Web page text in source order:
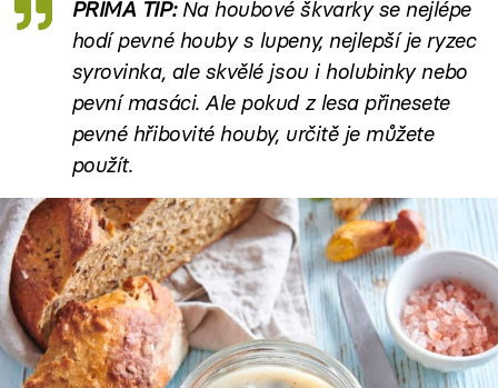
PRIMA TIP:Na houbové škvarky se nejlépe
hodí pevné houby s lupeny, nejlepší je ryzec
syrovinka, ale skvělé jsou i holubinky nebo
pevní masáci. Ale pokud z lesa přinesete
pevné hřibovité houby, určitě je můžete
použít.